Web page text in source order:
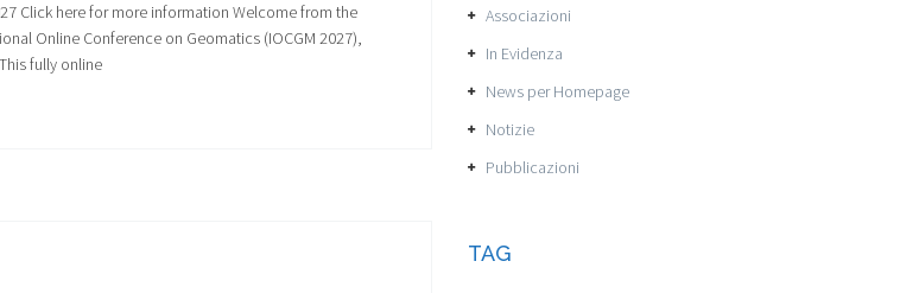
Click here for more information Welcome from the
Online Conference on Geomatics (IOCGM 2027),
fully online
Associazioni
In Evidenza
News per Homepage
Notizie
Pubblicazioni
TAG